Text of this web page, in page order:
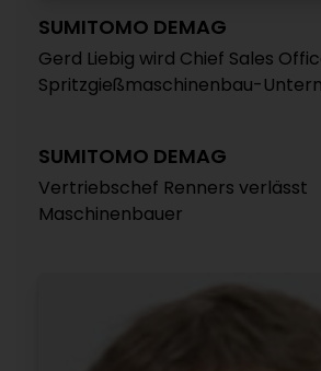
SUMITOMO DEMAG
Gerd Liebig wird Chief Sales
Spritzgießmaschinenbau-
SUMITOMO DEMAG
Vertriebschef Renners verlässt
Maschinenbauer